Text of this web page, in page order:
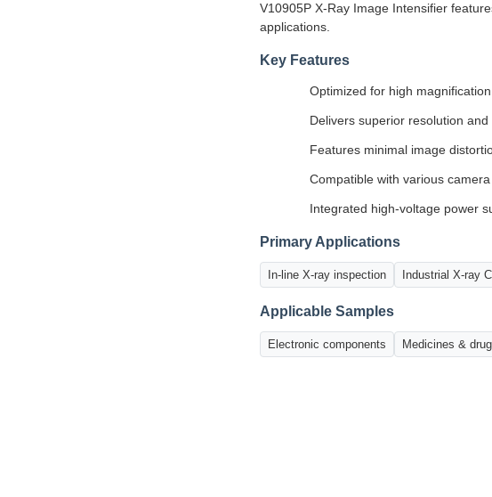
V10905P X-Ray Image Intensifier
applications.
Key Features
Optimized for high
Delivers superior resolution
Features minimal image
Compatible with various
Integrated high-voltage power
Primary Applications
In-line X-ray inspection Industrial X-ray
Applicable Samples
Electronic components Medicines &